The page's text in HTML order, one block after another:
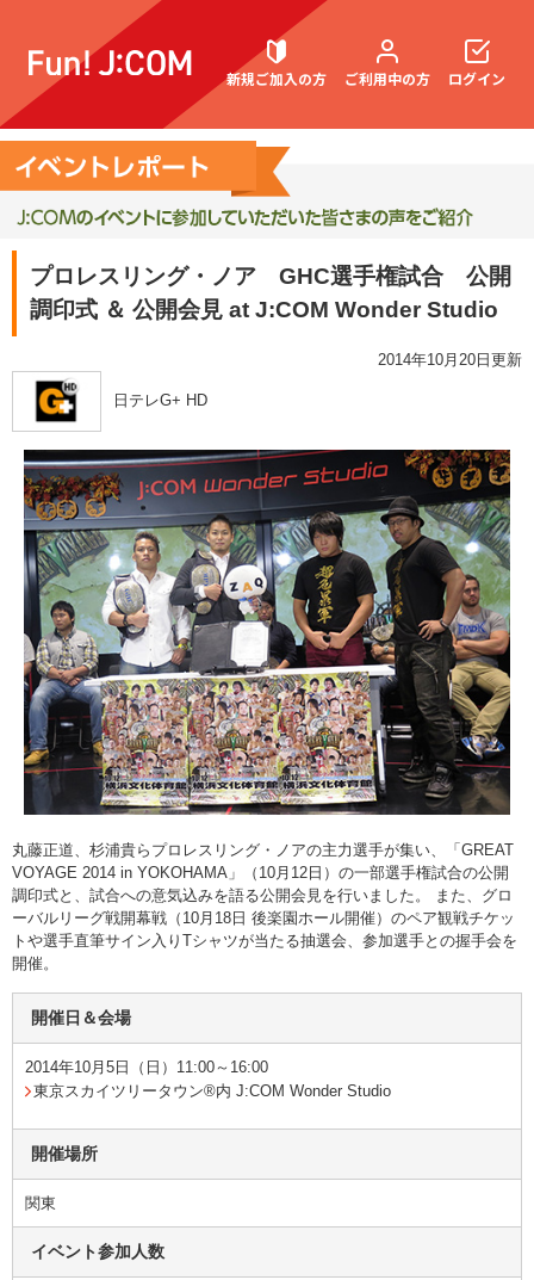
新規ご加入の方 ご利用中の方
契約内容確認・変更
お困りごと解決・よくあるご質問
ログイン
プロレスリング・ノア GHC選手権試合 公開
調印式 ＆ 公開会見 at J:COM Wonder Studio
2014年10月20日更新
日テレG+ HD
丸藤正道、杉浦貴らプロレスリング・ノアの主力選手が集い、「GREAT
VOYAGE 2014 in YOKOHAMA」（10月12日）の一部選手権試合の公開
調印式と、試合への意気込みを語る公開会見を行いました。 また、グロ
ーバルリーグ戦開幕戦（10月18日 後楽園ホール開催）のペア観戦チケッ
トや選手直筆サイン入りTシャツが当たる抽選会、参加選手との握手会を
開催。
開催日＆会場
2014年10月5日（日）11:00～16:00
東京スカイツリータウン®内 J:COM Wonder Studio
開催場所
関東
イベント参加人数